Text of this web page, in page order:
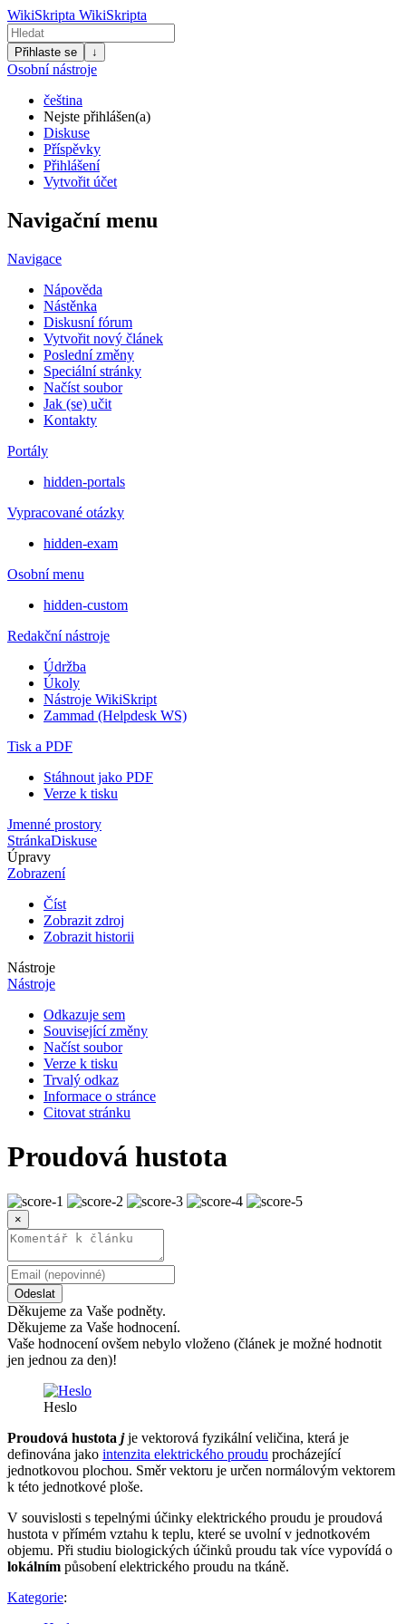
WikiSkripta WikiSkripta
Přihlaste se ↓
Osobní nástroje
čeština
Nejste přihlášen(a)
Diskuse
Příspěvky
Přihlášení
Vytvořit účet
Navigační menu
Navigace
Nápověda
Nástěnka
Diskusní fórum
Vytvořit nový článek
Poslední změny
Speciální stránky
Načíst soubor
Jak (se) učit
Kontakty
Portály
hidden-portals
Vypracované otázky
hidden-exam
Osobní menu
hidden-custom
Redakční nástroje
Údržba
Úkoly
Nástroje WikiSkript
Zammad (Helpdesk WS)
Tisk a PDF
Stáhnout jako PDF
Verze k tisku
Jmenné prostory
StránkaDiskuse
Úpravy
Zobrazení
Číst
Zobrazit zdroj
Zobrazit historii
Nástroje
Nástroje
Odkazuje sem
Související změny
Načíst soubor
Verze k tisku
Trvalý odkaz
Informace o stránce
Citovat stránku
Proudová hustota
×
Odeslat
Děkujeme za Vaše podněty.
Děkujeme za Vaše hodnocení.
Vaše hodnocení ovšem nebylo vloženo (článek je možné hodnotit
jen jednou za den)!
Heslo
Proudová hustota jje vektorová fyzikální veličina, která je
definována jako intenzita elektrického proudu procházející
jednotkovou plochou. Směr vektoru je určen normálovým vektorem
k této jednotkové ploše.
V souvislosti s tepelnými účinky elektrického proudu je proudová
hustota v přímém vztahu k teplu, které se uvolní v jednotkovém
objemu. Při studiu biologických účinků proudu tak více vypovídá o
lokálním působení elektrického proudu na tkáně.
Kategorie: